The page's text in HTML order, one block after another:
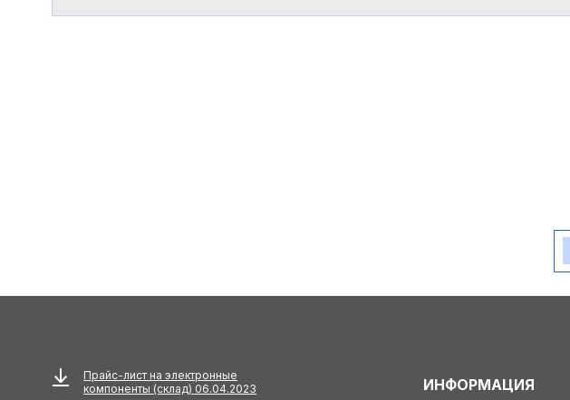
Прайс-лист на электронные
компоненты (склад) 06.04.2023
ИНФОРМАЦИЯ